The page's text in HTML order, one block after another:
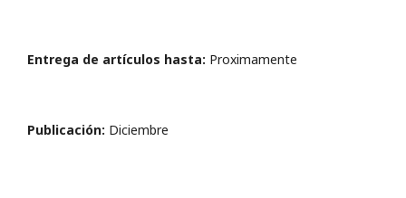
Entrega de artículos hasta: Proximamente
Publicación: Diciembre